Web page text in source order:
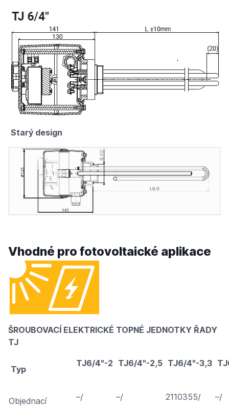
Starý design
Vhodné pro fotovoltaické aplikace
ŠROUBOVACÍ ELEKTRICKÉ TOPNÉ JEDNOTKY ŘADY
TJ
Typ
TJ6/4"-2 TJ6/4"-2,5 TJ6/4"-3,3
Objednací –/ –/ 2110355/ –/